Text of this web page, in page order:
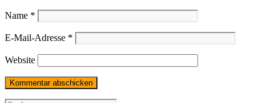
Name *
E-Mail-Adresse *
Website